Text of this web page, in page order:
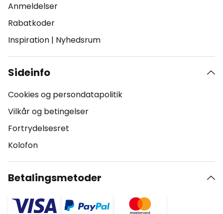
Anmeldelser
Rabatkoder
Inspiration | Nyhedsrum
Sideinfo
Cookies og persondatapolitik
Vilkår og betingelser
Fortrydelsesret
Kolofon
Betalingsmetoder